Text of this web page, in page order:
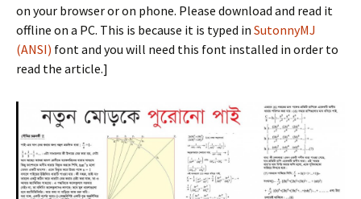
on your browser or on phone. Please download and read it
offline on a PC. This is because it is typed in SutonnyMJ
(ANSI) font and you will need this font installed in order to
read the article.]